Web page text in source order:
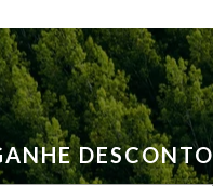
DESCONTO